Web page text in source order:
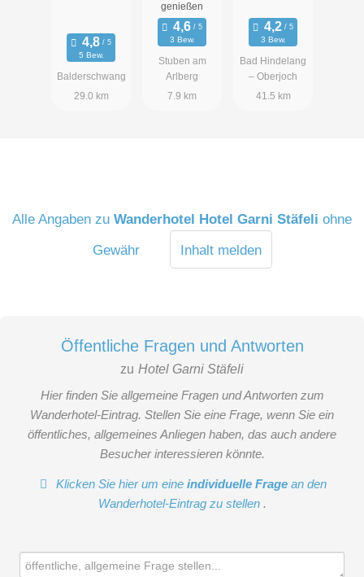
5 Bew.
Balderschwang
29.0 km
genießen
3 Bew.
Stuben am
Arlberg
7.9 km
3 Bew.
Bad Hindelang
– Oberjoch
41.5 km
Alle Angaben zuWanderhotel Hotel Garni Stäfeli ohne
Gewähr
Inhalt melden
Öffentliche Fragen und Antworten
zu Hotel Garni Stäfeli
Hier finden Sie allgemeine Fragen und Antworten zum
Wanderhotel-Eintrag. Stellen Sie eine Frage, wenn Sie ein
öffentliches, allgemeines Anliegen haben, das auch andere
Besucher interessieren könnte.
Klicken Sie hier um eineindividuelle Frage an den
Wanderhotel-Eintrag zu stellen .